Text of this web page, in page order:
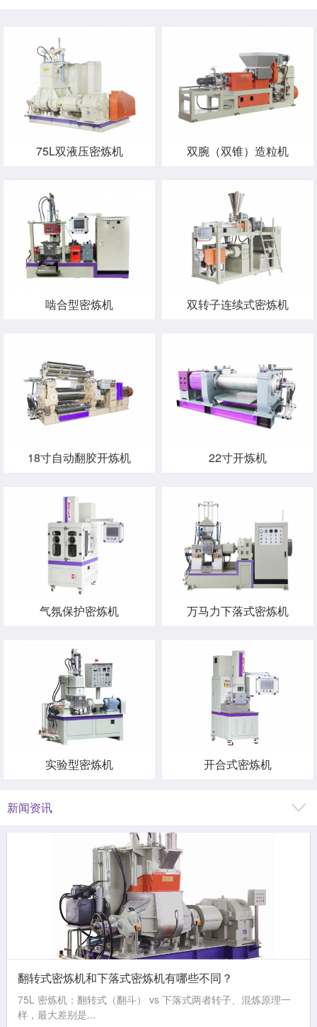
75L双液压密炼机 双腕（双锥）造粒机
啮合型密炼机 双转子连续式密炼机
18寸自动翻胶开炼机 22寸开炼机
气氛保护密炼机 万马力下落式密炼机
实验型密炼机 开合式密炼机
新闻资讯
翻转式密炼机和下落式密炼机有哪些不同？
75L 密炼机：翻转式（翻斗） vs 下落式两者转子、混炼原理一
样，最大差别是...